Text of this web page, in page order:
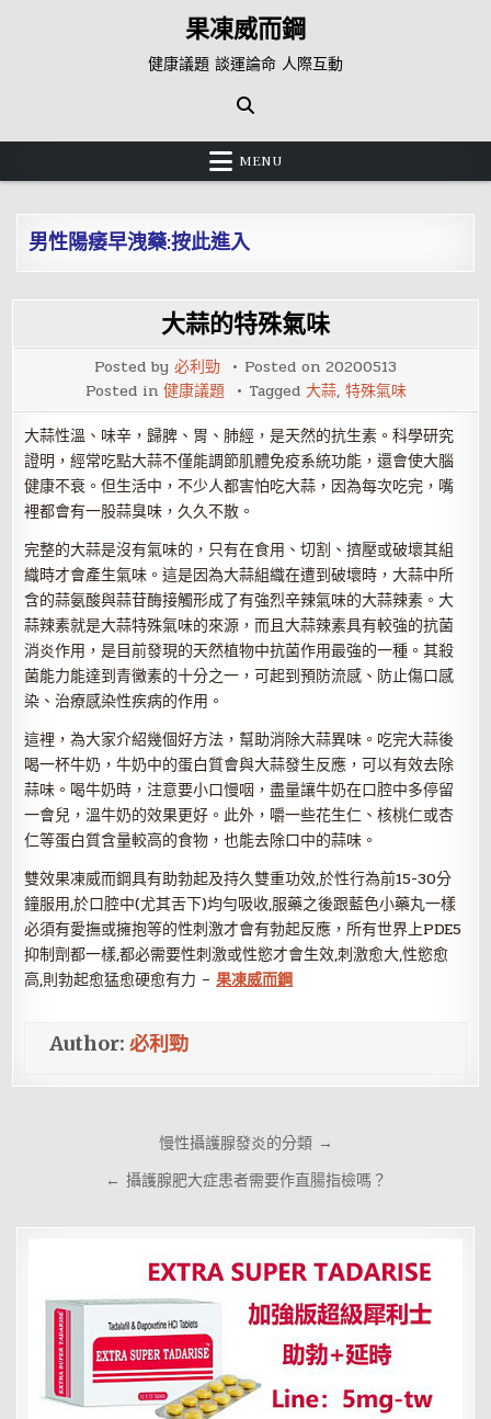
果凍威而鋼
健康議題 談運論命 人際互動
MENU
男性陽痿早洩藥:按此進入
大蒜的特殊氣味
Posted by 必利勁 Posted on 20200513
Posted in 健康議題 Tagged 大蒜, 特殊氣味
大蒜性溫、味辛，歸脾、胃、肺經，是天然的抗生素。科學研究
證明，經常吃點大蒜不僅能調節肌體免疫系統功能，還會使大腦
健康不衰。但生活中，不少人都害怕吃大蒜，因為每次吃完，嘴
裡都會有一股蒜臭味，久久不散。
完整的大蒜是沒有氣味的，只有在食用、切割、擠壓或破壞其組
織時才會產生氣味。這是因為大蒜組織在遭到破壞時，大蒜中所
含的蒜氨酸與蒜苷酶接觸形成了有強烈辛辣氣味的大蒜辣素。大
蒜辣素就是大蒜特殊氣味的來源，而且大蒜辣素具有較強的抗菌
消炎作用，是目前發現的天然植物中抗菌作用最強的一種。其殺
菌能力能達到青黴素的十分之一，可起到預防流感、防止傷口感
染、治療感染性疾病的作用。
這裡，為大家介紹幾個好方法，幫助消除大蒜異味。吃完大蒜後
喝一杯牛奶，牛奶中的蛋白質會與大蒜發生反應，可以有效去除
蒜味。喝牛奶時，注意要小口慢咽，盡量讓牛奶在口腔中多停留
一會兒，溫牛奶的效果更好。此外，嚼一些花生仁、核桃仁或杏
仁等蛋白質含量較高的食物，也能去除口中的蒜味。
雙效果凍威而鋼具有助勃起及持久雙重功效,於性行為前15-30分
鐘服用,於口腔中(尤其舌下)均勻吸收,服藥之後跟藍色小藥丸一樣
必須有愛撫或擁抱等的性刺激才會有勃起反應，所有世界上PDE5
抑制劑都一樣,都必需要性刺激或性慾才會生效,刺激愈大,性慾愈
高,則勃起愈猛愈硬愈有力 –果凍威而鋼
Author:必利勁
覽
慢性攝護腺發炎的分類 →
← 攝護腺肥大症患者需要作直腸指檢嗎？